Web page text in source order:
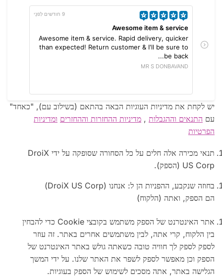
9 חודשים לִפנֵי
Awesome item & service
Awesome item & service. Rapid delivery, quicker
than expected! Return customer & I'll be sure to
be back...
MR S DONBAVAND
יש לקחת את מדיניות העוגיות הבאה בהתאם (בשילוב עם), "כאחד"
עם התנאים וההגבלות , מדיניות ההחזרות וההחזרים ומדיניות
הפרטיות
תנאי מכירה אלה חלים על כל הסחורה שסופקה על ידי DroiX
US Corp (הספק).
בחוזה שנקבע, ההפניות הן ל: אנחנו (DroiX US Corp)
הם הספק, ואתה (הלקוח)
אתר האינטרנט של הספק משתמש בקובצי Cookie כדי להבחין
בין הלקוח, קרי אתה, לבין משתמשים אחרים באתר. זה עוזר
לספק לספק לך חוויה טובה כשאתה גולש באתר האינטרנט של
הספק וכן מאפשר לספק לשפר את האתר שלנו. על ידי המשך
הגלישה באתר, אתה מסכים לשימוש של הספק בעוגיות.